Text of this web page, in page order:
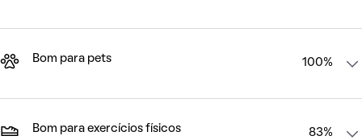
Bom para pets 100%
Bom para exercícios físicos 83%